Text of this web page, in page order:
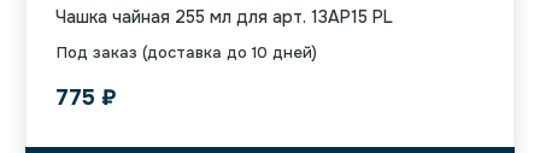
Под заказ (доставка до 10 дней)
Чашка чайная 255 мл для арт. 13AP15 PL
775 ₽